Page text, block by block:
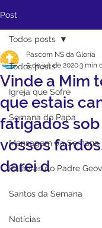
Post
Todos posts
Igreja que Sofre
Semana do Papa
Mensagem da Semana
Palavras do Padre
Santos da Semana
Notícias
Todos posts
Vinde a Mim
que estais
fatigados
vossos
darei d
Pascom NS da Gloria
5 de jul. de 20203 min